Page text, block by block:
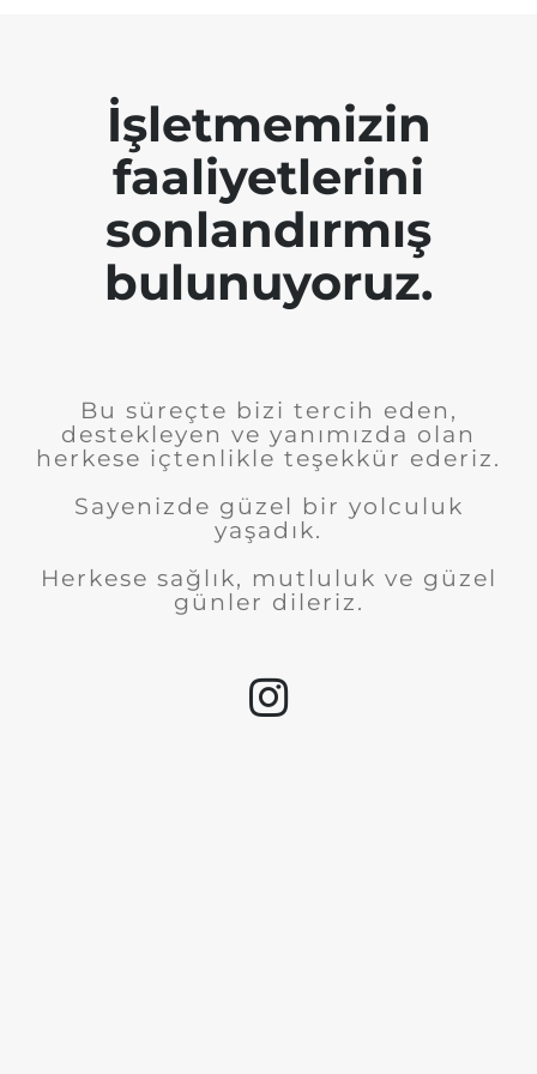
İşletmemizin
faaliyetlerini
sonlandırmış
bulunuyoruz.
Bu süreçte bizi tercih eden,
destekleyen ve yanımızda olan
herkese içtenlikle teşekkür ederiz.
Sayenizde güzel bir yolculuk
yaşadık.
Herkese sağlık, mutluluk ve güzel
günler dileriz.